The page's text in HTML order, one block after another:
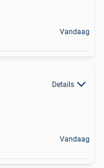
Vandaag
Details
Vandaag